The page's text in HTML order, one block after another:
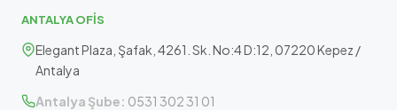
ANTALYA OFİS
Elegant Plaza, Şafak, 4261. Sk. No:4 D:12, 07220 Kepez /
Antalya
Antalya Şube: 0531 302 31 01